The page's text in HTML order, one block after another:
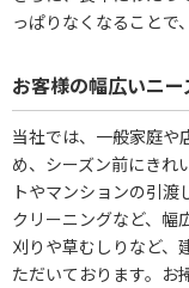
っぱりなくなることで
お客様の幅広いニ
当社では、一般家庭や
め、シーズン前にきれ
トやマンションの引
クリーニングなど、幅
刈りや草むしりなど、
ただいております。お